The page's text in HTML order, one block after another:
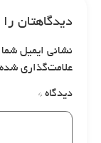
دیدگاهتان
نشانی ایمیل
علامت‌گذاری
دیدگاه *